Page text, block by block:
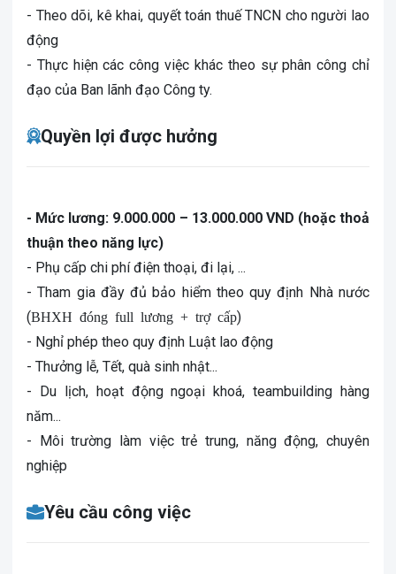
- Theo dõi, kê khai, quyết toán thuế TNCN cho người lao
động
- Thực hiện các công việc khác theo sự phân công chỉ
đạo của Ban lãnh đạo Công ty.
Quyền lợi được hưởng
- Mức lương: 9.000.000 – 13.000.000 VND (hoặc thoả
thuận theo năng lực)
- Phụ cấp chi phí điện thoại, đi lại, ...
- Tham gia đầy đủ bảo hiểm theo quy định Nhà nước
(BHXH đóng full lương + trợ cấp)
- Nghỉ phép theo quy định Luật lao động
- Thưởng lễ, Tết, quà sinh nhật...
- Du lịch, hoạt động ngoại khoá, teambuilding hàng
năm...
- Môi trường làm việc trẻ trung, năng động, chuyên
nghiệp
Yêu cầu công việc